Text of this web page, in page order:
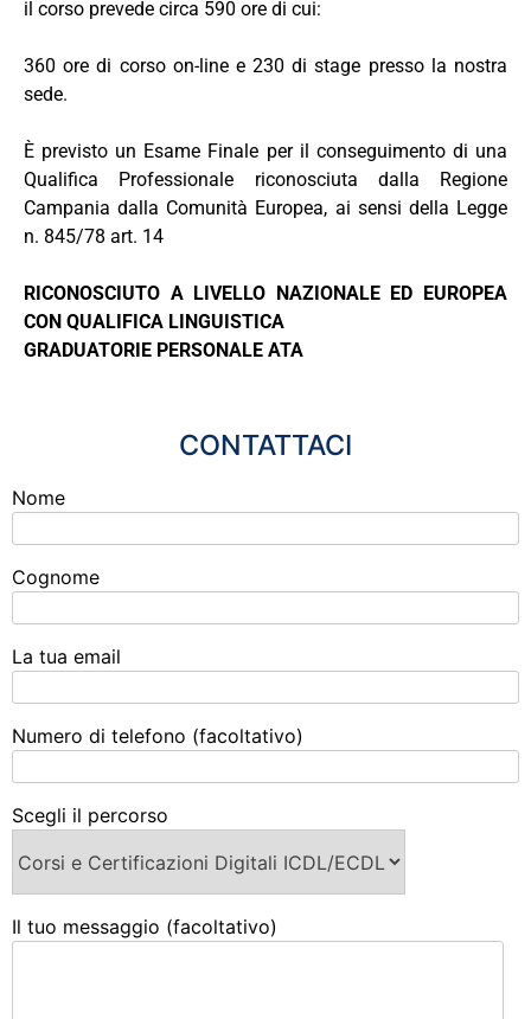
il corso prevede circa 590 ore di cui:
360 ore di corso on-line e 230 di stage presso la nostra
sede.
È previsto un Esame Finale per il conseguimento di una
Qualifica Professionale riconosciuta dalla Regione
Campania dalla Comunità Europea, ai sensi della Legge
n. 845/78 art. 14
RICONOSCIUTO A LIVELLO NAZIONALE ED EUROPEA
CON QUALIFICA LINGUISTICA
GRADUATORIE PERSONALE ATA
CONTATTACI
Nome
Cognome
La tua email
Numero di telefono (facoltativo)
Scegli il percorso
Il tuo messaggio (facoltativo)